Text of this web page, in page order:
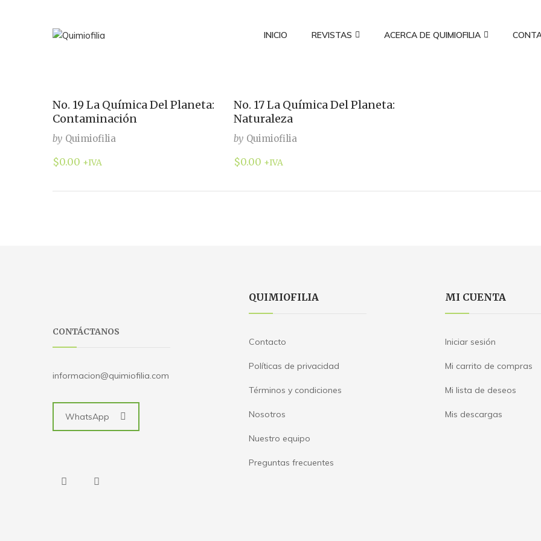
INICIO REVISTAS ACERCA DE QUIMIOFILIA
No. 19 La Química Del Planeta:
Contaminación
by Quimiofilia
$0.00 +IVA
No. 17 La Química Del Planeta:
Naturaleza
by Quimiofilia
$0.00 +IVA
CONTÁCTANOS
informacion@quimiofilia.com
WhatsApp
QUIMIOFILIA
Contacto
Políticas de privacidad
Términos y condiciones
Nosotros
Nuestro equipo
Preguntas frecuentes
MI CUENTA
Iniciar sesión
Mi carrito de compras
Mi lista de deseos
Mis descargas